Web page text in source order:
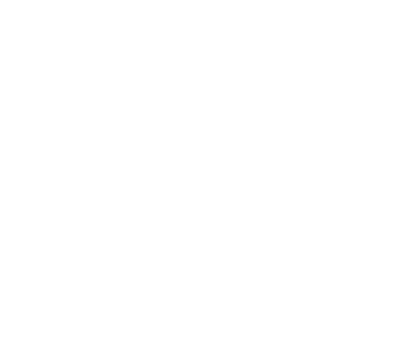
nápojov miestnej výroby (10.30-23.00)